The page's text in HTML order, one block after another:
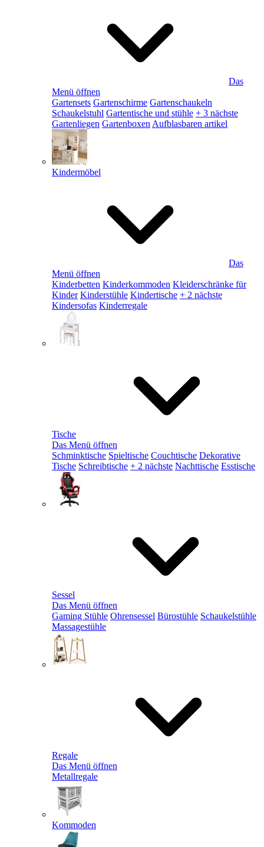
Das
Menü öffnen
Gartensets Gartenschirme Gartenschaukeln
Schaukelstuhl Gartentische und stühle + 3 nächste
Gartenliegen Gartenboxen Aufblasbaren artikel
Kindermöbel
Das
Menü öffnen
Kinderbetten Kinderkommoden Kleiderschränke für
Kinder Kinderstühle Kindertische + 2 nächste
Kindersofas Kinderregale
Tische
Das Menü öffnen
Schminktische Spieltische Couchtische Dekorative
Tische Schreibtische + 2 nächste Nachttische Esstische
Sessel
Das Menü öffnen
Gaming Stühle Ohrensessel Bürostühle Schaukelstühle
Massagestühle
Regale
Das Menü öffnen
Metallregale
Kommoden